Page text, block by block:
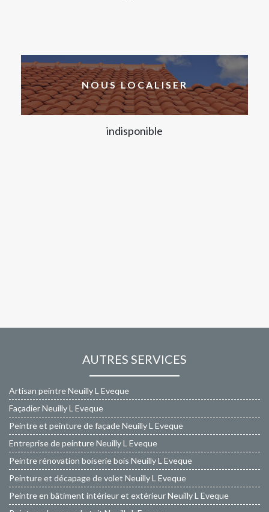
NOUS LOCALISER
indisponible
AUTRES SERVICES
Artisan peintre Neuilly L Eveque
Façadier Neuilly L Eveque
Peintre et peinture de façade Neuilly L Eveque
Entreprise de peinture Neuilly L Eveque
Peintre rénovation boiserie bois Neuilly L Eveque
Peinture et décapage de volet Neuilly L Eveque
Peintre en bâtiment intérieur et extérieur Neuilly L Eveque